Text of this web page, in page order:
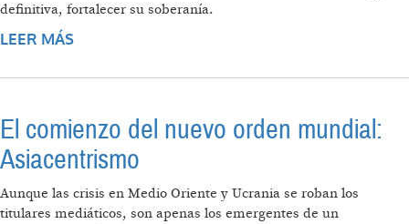
definitiva, fortalecer su soberanía.
LEER MÁS
El comienzo del nuevo orden mundial:
Asiacentrismo
Aunque las crisis en Medio Oriente y Ucrania se roban los
titulares mediáticos, son apenas los emergentes de un